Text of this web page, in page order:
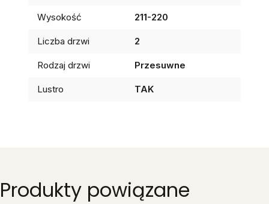
Wysokość 211-220
Liczba drzwi 2
Rodzaj drzwi Przesuwne
Lustro TAK
Produkty powiązane